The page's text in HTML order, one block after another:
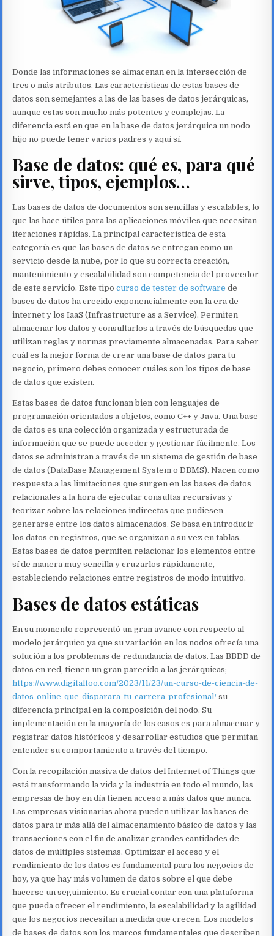
Donde las informaciones se almacenan en la intersección de
tres o más atributos. Las características de estas bases de
datos son semejantes a las de las bases de datos jerárquicas,
aunque estas son mucho más potentes y complejas. La
diferencia está en que en la base de datos jerárquica un nodo
hijo no puede tener varios padres y aquí sí.
Base de datos: qué es, para qué
sirve, tipos, ejemplos…
Las bases de datos de documentos son sencillas y escalables, lo
que las hace útiles para las aplicaciones móviles que necesitan
iteraciones rápidas. La principal característica de esta
categoría es que las bases de datos se entregan como un
servicio desde la nube, por lo que su correcta creación,
mantenimiento y escalabilidad son competencia del proveedor
de este servicio. Este tipocurso de tester de software de
bases de datos ha crecido exponencialmente con la era de
internet y los IaaS (Infrastructure as a Service). Permiten
almacenar los datos y consultarlos a través de búsquedas que
utilizan reglas y normas previamente almacenadas. Para saber
cuál es la mejor forma de crear una base de datos para tu
negocio, primero debes conocer cuáles son los tipos de base
de datos que existen.
Estas bases de datos funcionan bien con lenguajes de
programación orientados a objetos, como C++ y Java. Una base
de datos es una colección organizada y estructurada de
información que se puede acceder y gestionar fácilmente. Los
datos se administran a través de un sistema de gestión de base
de datos (DataBase Management System o DBMS). Nacen como
respuesta a las limitaciones que surgen en las bases de datos
relacionales a la hora de ejecutar consultas recursivas y
teorizar sobre las relaciones indirectas que pudiesen
generarse entre los datos almacenados. Se basa en introducir
los datos en registros, que se organizan a su vez en tablas.
Estas bases de datos permiten relacionar los elementos entre
sí de manera muy sencilla y cruzarlos rápidamente,
estableciendo relaciones entre registros de modo intuitivo.
Bases de datos estáticas
En su momento representó un gran avance con respecto al
modelo jerárquico ya que su variación en los nodos ofrecía una
solución a los problemas de redundancia de datos. Las BBDD de
datos en red, tienen un gran parecido a las jerárquicas;
https://www.digitaltoo.com/2023/11/23/un-curso-de-ciencia-de-
datos-online-que-disparara-tu-carrera-profesional/ su
diferencia principal en la composición del nodo. Su
implementación en la mayoría de los casos es para almacenar y
registrar datos históricos y desarrollar estudios que permitan
entender su comportamiento a través del tiempo.
Con la recopilación masiva de datos del Internet of Things que
está transformando la vida y la industria en todo el mundo, las
empresas de hoy en día tienen acceso a más datos que nunca.
Las empresas visionarias ahora pueden utilizar las bases de
datos para ir más allá del almacenamiento básico de datos y las
transacciones con el fin de analizar grandes cantidades de
datos de múltiples sistemas. Optimizar el acceso y el
rendimiento de los datos es fundamental para los negocios de
hoy, ya que hay más volumen de datos sobre el que debe
hacerse un seguimiento. Es crucial contar con una plataforma
que pueda ofrecer el rendimiento, la escalabilidad y la agilidad
que los negocios necesitan a medida que crecen. Los modelos
de bases de datos son los marcos fundamentales que describen